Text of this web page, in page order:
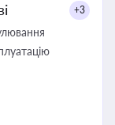
+3